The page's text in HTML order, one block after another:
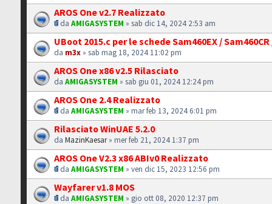
AROS One v2.7 Realizzato
daAMIGASYSTEM » sab dic 14, 2024 2:53 am
UBoot 2015.c per le schede Sam460EX / Sam460CR
da m3x » sab mag 18, 2024 11:02 pm
AROS One x86 v2.5 Rilasciato
daAMIGASYSTEM » sab giu 01, 2024 12:24 pm
AROS One 2.4 Realizzato
daAMIGASYSTEM » mar feb 13, 2024 6:01 pm
Rilasciato WinUAE 5.2.0
daMazinKaesar» mer feb 21, 2024 1:37 pm
AROS One V2.3 x86 ABIv0 Realizzato
daAMIGASYSTEM » ven dic 15, 2023 12:56 pm
Wayfarer v1.8 MOS
daAMIGASYSTEM » gio ott 08, 2020 12:37 pm